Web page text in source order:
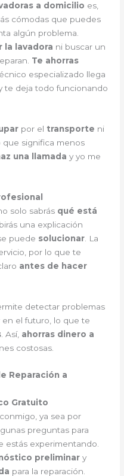
a domicilio es,
cómodas que puedes
algún problema.
la lavadora ni buscar un
Te ahorras
especializado llega
te deja todo funcionando
por el transporte ni
que significa menos
una llamada y yo me
no solo sabrás qué está
una explicación
puede solucionar . La
por lo que te
antes de hacer
detectar problemas
el futuro, lo que te
. Así, ahorras dinero a
costosas.
Reparación a
Gratuito
ya sea por
preguntas para
estás experimentando.
preliminar y
para la reparación.